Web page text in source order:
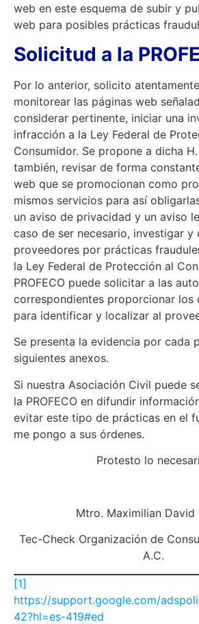
web en este esquema de subir y
web para posibles prácticas
Solicitud a la
Por lo anterior, solicito atentamente
monitorear las páginas web
considerar pertinente, iniciar una
infracción a la Ley Federal de
Consumidor. Se propone a dicha
también, revisar de forma
web que se promocionan como
mismos servicios para así
un aviso de privacidad y un aviso
caso de ser necesario, investigar y
proveedores por prácticas
la Ley Federal de Protección al
PROFECO puede solicitar a las
correspondientes proporcionar los
para identificar y localizar al
Se presenta la evidencia por cada
siguientes anexos.
Si nuestra Asociación Civil puede
la PROFECO en difundir
evitar este tipo de prácticas en el
me pongo a sus órdenes.
Protesto lo
Mtro. Maximilian David
Tec-Check Organización de
A.C.
[1]
https://support.google.com/
42?hl=es-419#ed